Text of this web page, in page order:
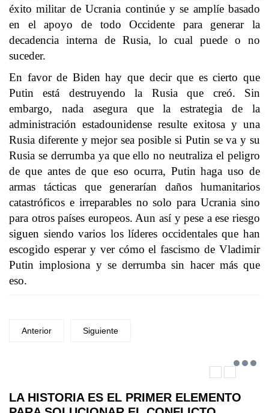
éxito militar de Ucrania continúe y se amplíe basado
en el apoyo de todo Occidente para generar la
decadencia interna de Rusia, lo cual puede o no
suceder.
En favor de Biden hay que decir que es cierto que
Putin está destruyendo la Rusia que creó. Sin
embargo, nada asegura que la estrategia de la
administración estadounidense resulte exitosa y una
Rusia diferente y mejor sea posible si Putin se va y su
Rusia se derrumba ya que ello no neutraliza el peligro
de que antes de que eso ocurra, Putin haga uso de
armas tácticas que generarían daños humanitarios
catastróficos e irreparables no solo para Ucrania sino
para otros países europeos. Aun así y pese a ese riesgo
siguen siendo varios los líderes occidentales que han
escogido esperar y ver cómo el fascismo de Vladimir
Putin implosiona y se derrumba sin hacer más que
eso.
Anterior Siguiente
LA HISTORIA ES EL PRIMER ELEMENTO